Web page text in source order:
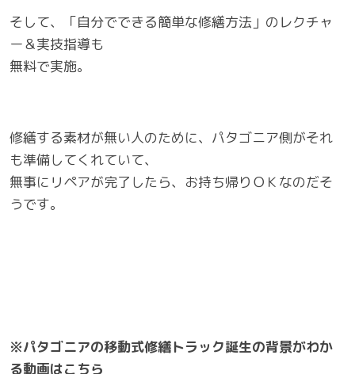
そして、「自分でできる簡単な修繕方法」のレクチャ
ー＆実技指導も
無料で実施。
修繕する素材が無い人のために、パタゴニア側がそれ
も準備してくれていて、
無事にリペアが完了したら、お持ち帰りＯＫなのだそ
うです。
※パタゴニアの移動式修繕トラック誕生の背景がわか
る動画はこちら